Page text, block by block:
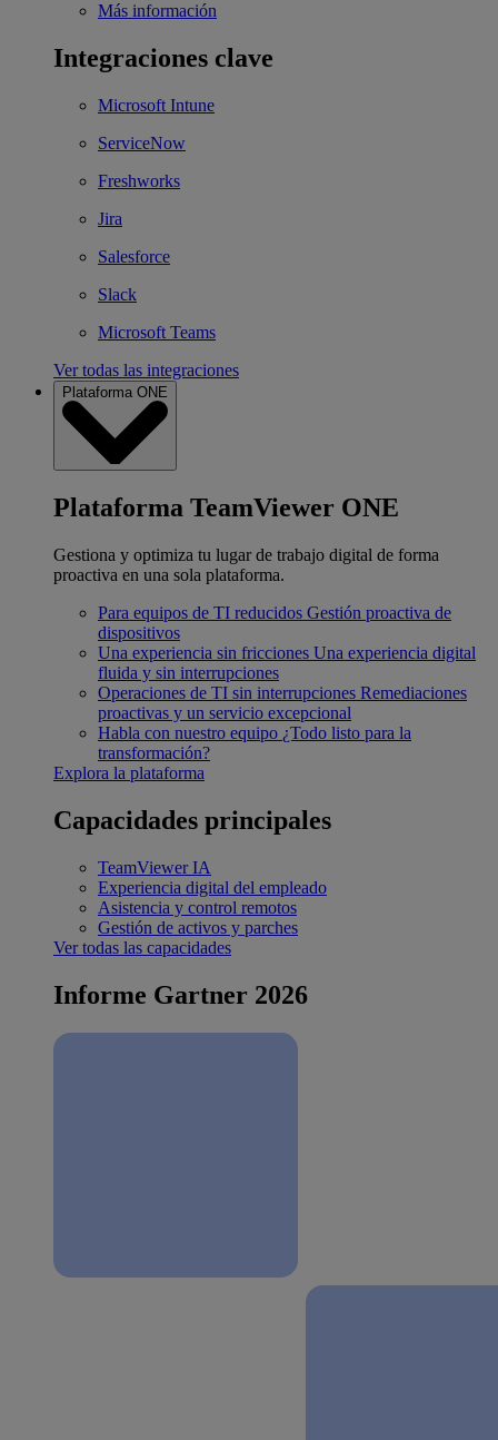
Más información
Integraciones clave
Microsoft Intune
ServiceNow
Freshworks
Jira
Salesforce
Slack
Microsoft Teams
Ver todas las integraciones
Plataforma ONE
Plataforma TeamViewer ONE
Gestiona y optimiza tu lugar de trabajo digital de forma
proactiva en una sola plataforma.
Para equipos de TI reducidos Gestión proactiva de
dispositivos
Una experiencia sin fricciones Una experiencia digital
fluida y sin interrupciones
Operaciones de TI sin interrupciones Remediaciones
proactivas y un servicio excepcional
Habla con nuestro equipo ¿Todo listo para la
transformación?
Explora la plataforma
Capacidades principales
TeamViewer IA
Experiencia digital del empleado
Asistencia y control remotos
Gestión de activos y parches
Ver todas las capacidades
Informe Gartner 2026